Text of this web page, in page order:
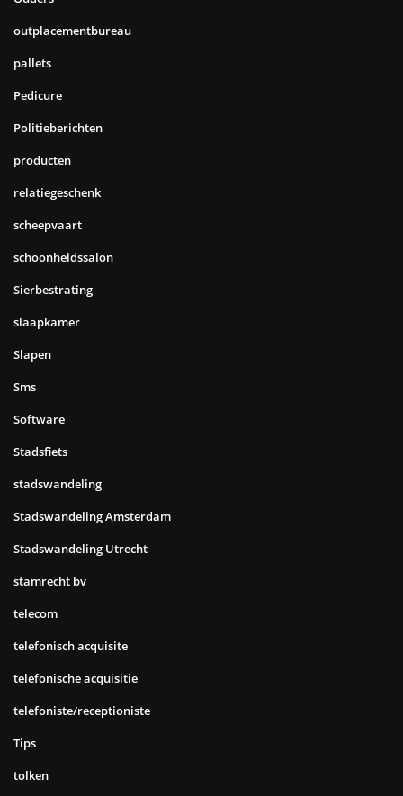
outplacementbureau
pallets
Pedicure
Politieberichten
producten
relatiegeschenk
scheepvaart
schoonheidssalon
Sierbestrating
slaapkamer
Slapen
Sms
Software
Stadsfiets
stadswandeling
Stadswandeling Amsterdam
Stadswandeling Utrecht
stamrecht bv
telecom
telefonisch acquisite
telefonische acquisitie
telefoniste/receptioniste
Tips
tolken